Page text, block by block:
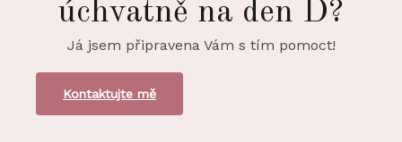
úchvatně na den D?
Já jsem připravena Vám s tím pomoct!
Kontaktujte mě